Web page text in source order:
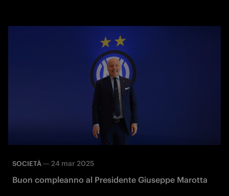
SOCIETÀ — 24 mar 2025
Buon compleanno al Presidente Giuseppe Marotta